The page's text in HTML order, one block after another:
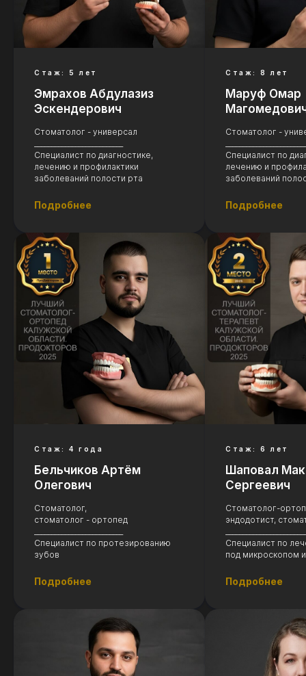
Стаж: 5 лет
Эмрахов Абдулазиз
Эскендерович
Стоматолог - универсал
Специалист по диагностике,
лечению и профилактики
заболеваний полости рта
Подробнее
Стаж: 8 лет
Маруф Омар
Стоматолог -
Специалист по
лечению и
заболеваний
Подробнее
Стаж: 4 года
Бельчиков Артём
Олегович
Стоматолог,
стоматолог - ортопед
Специалист по протезированию
зубов
Подробнее
Стаж: 6 лет
Шаповал
Сергеевич
Стоматолог-
эндодотист,
Специалист по
под микроскопом
Подробнее